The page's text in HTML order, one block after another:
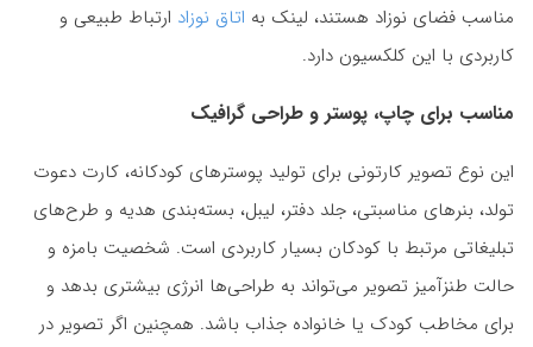
مناسب فضای نوزاد هستند، لینک به اتاق نوزاد ارتباط طبیعی و
کاربردی با این کلکسیون دارد.
مناسب برای چاپ، پوستر و طراحی گرافیک
این نوع تصویر کارتونی برای تولید پوسترهای کودکانه، کارت دعوت
تولد، بنرهای مناسبتی، جلد دفتر، لیبل، بسته‌بندی هدیه و طرح‌های
تبلیغاتی مرتبط با کودکان بسیار کاربردی است. شخصیت بامزه و
حالت طنزآمیز تصویر می‌تواند به طراحی‌ها انرژی بیشتری بدهد و
برای مخاطب کودک یا خانواده جذاب باشد. همچنین اگر تصویر در